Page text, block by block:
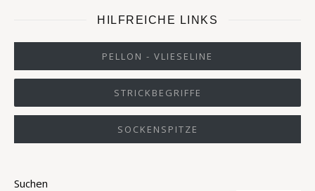
HILFREICHE LINKS
PELLON - VLIESELINE
STRICKBEGRIFFE
SOCKENSPITZE
Suchen